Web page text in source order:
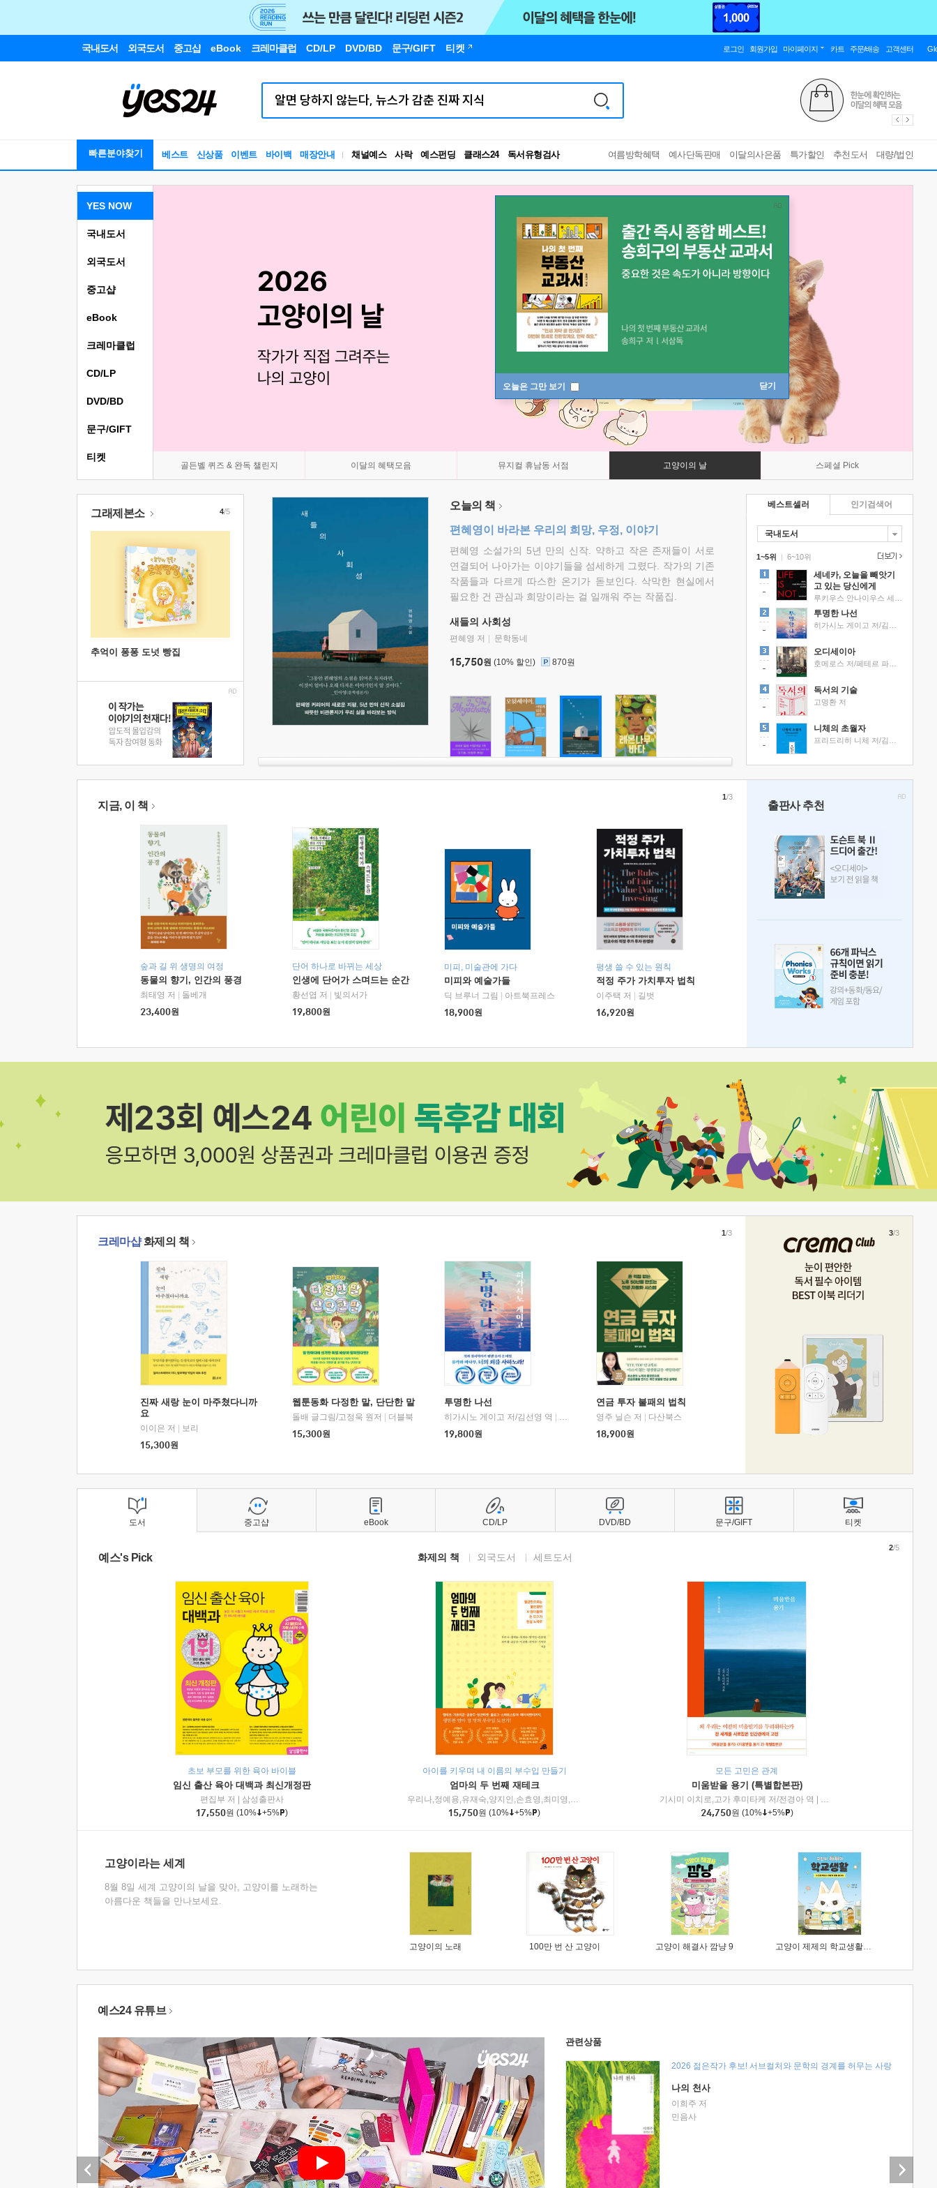
국내도서 외국도서 중고샵 eBook 크레마클럽 CD/LP DVD/BD 문구/GIFT 티켓 로그인 회원가입 마이페이지 카트 주문/배송 고객센터
빠른분야찾기 베스트 신상품 이벤트 바이백 매장안내 채널예스 사락 예스펀딩 클래스24
RBTI Lab
독서유형검사
여름방학혜택 예사단독판매 이달의사은품 특가할인 추천도서 대량/법인
오늘은 그만 보기 닫기
YES NOW
골든벨 퀴즈 & 완독 챌린지 이달의 혜택모음 뮤지컬 휴남동 서점 고양이의 날 스페셜 Pick
국내도서
외국도서
중고샵
eBook
크레마클럽
CD/LP
DVD/BD
문구/GIFT
티켓
그래제본소
추억이 퐁퐁 도넛 빵집
4/5 오늘의 책
편혜영이 바라본 우리의 희망, 우정, 이야기
편혜영 소설가의 5년 만의 신작. 약하고 작은 존재들이 서로
연결되어 나아가는 이야기들을 섬세하게 그렸다. 작가의 기존
작품들과 다르게 따스한 온기가 돋보인다. 삭막한 현실에서
필요한 건 관심과 희망이라는 걸 일깨워 주는 작품집.
새들의 사회성
편혜영 저 문학동네
15,750원 (10% 할인) 870원
베스트셀러
국내도서
1~5위 |
세네카, 오늘을 빼앗기
고 있는 당신에게
투명한 나선
오디세이아
독서의 기술
고명환 저
니체의 초월자
6~10위
인기검색어
지금, 이 책
숲과 길 위 생명의 여정
동물의 향기, 인간의 풍경
최태영 저
돌베개
23,400원
단어 하나로 바뀌는 세상
인생에 단어가 스며드는 순간
황선엽 저
빛의서가
19,800원
미피, 미술관에 가다
미피와 예술가들
딕 브루너 그림
아트북프레스
18,900원
평생 쓸 수 있는 원칙
적정 주가 가치투자 법칙
이주택 저
길벗
16,920원
1/3
출판사 추천
크레마샵화제의 책
진짜 새랑 눈이 마주쳤다니까
요
이이은 저
보리
15,300원
웹툰동화 다정한 말, 단단한 말
돌배 글그림/고정욱 원저
더블북
15,300원
투명한 나선
히가시노 게이고 저/김선영 역
북다
19,800원
연금 투자 불패의 법칙
영주 닐슨 저
다산북스
18,900원
1/3 3/3
도서
예스's Pick 화제의 책 외국도서 세트도서
초보 부모를 위한 육아 바이블
임신 출산 육아 대백과 최신개정판
편집부 저
삼성출판사
17,550원 (10% +5% )
아이를 키우며 내 이름의 부수입 만들기
엄마의 두 번째 재테크
우리나,정예용,유재숙,양지인,손효영,최미영,조민주,이진현,차미숙,서미숙 저 | 제이브리즈북스
15,750원 (10% +5% )
모든 고민은 관계
미움받을 용기 (특별합본판)
기시미 이치로,고가 후미타케 저/전경아 역
인플루엔셜
24,750원 (10% +5% )
2/5
고양이라는 세계
8월 8일 세계 고양이의 날을 맞아, 고양이를 노래하는
아름다운 책들을 만나보세요.
고양이의 노래 100만 번 산 고양이 고양이 해결사 깜냥 9 고양이 제제의 학교생활 1 : 초등학생이 이렇게 힘들 줄이야
중고샵 eBook CD/LP DVD/BD 문구/GIFT 티켓
예스24 유튜브
관련상품
2026 젊은작가 후보! 서브컬처와 문학의 경계를 허무는 사랑
나의 천사
이희주 저
민음사